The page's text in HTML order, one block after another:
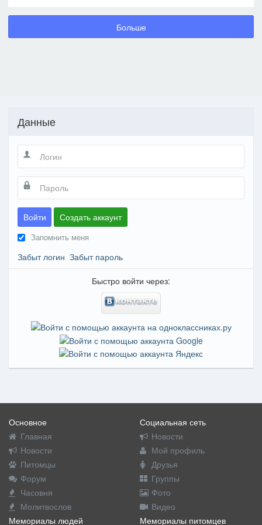
Больше
Данные
Войти Создать аккаунт
Запомнить меня
Забыт логин Забыт пароль
Быстро войти через:
Основное
Главная
Новости
Питомцы
Форум
Часовня
Молитвослов
Социальная сеть
Новости
Мой профиль
Друзья
Группы
Фото
Видео
Мемориалы людей
Мемориалы питомцев